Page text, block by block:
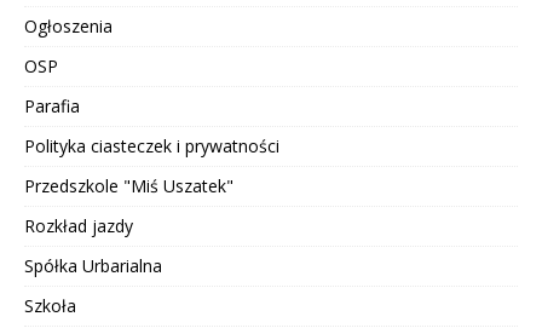
Ogłoszenia
OSP
Parafia
Polityka ciasteczek i prywatności
Przedszkole "Miś Uszatek"
Rozkład jazdy
Spółka Urbarialna
Szkoła